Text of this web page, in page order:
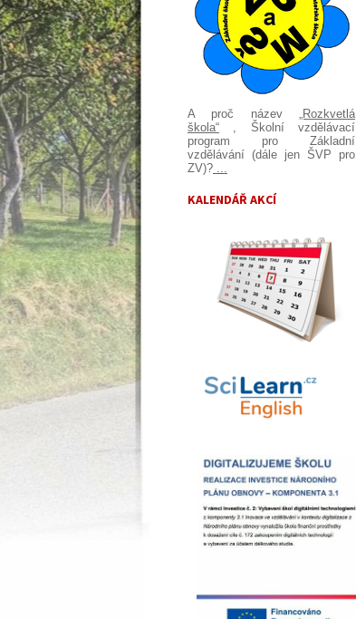
A proč název
„Rozkvetlá
škola“ , Školní vzdělávací
program pro Základní
vzdělávání (dále jen ŠVP pro
ZV)?
KALENDÁŘ AKCÍ